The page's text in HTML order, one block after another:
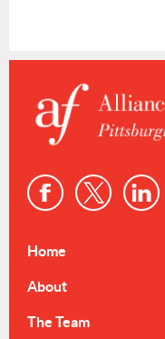
Home
About
The Team